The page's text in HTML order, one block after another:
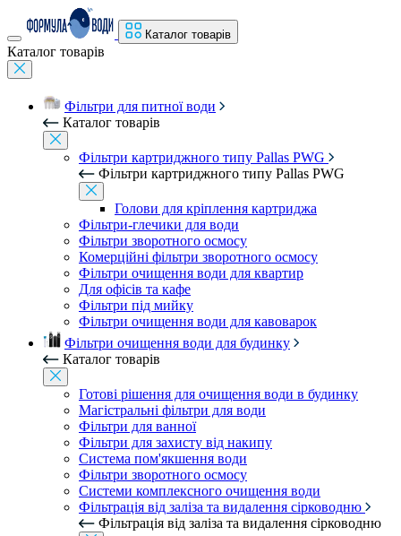
Каталог товарів
Каталог товарів
Фільтри для питної води
Каталог товарів
Фільтри картриджного типу Pallas PWG
Фільтри картриджного типу Pallas PWG
Голови для кріплення картриджа
Фільтри-глечики для води
Фільтри зворотного осмосу
Комерційні фільтри зворотного осмосу
Фільтри очищення води для квартир
Для офісів та кафе
Фільтри під мийку
Фільтри очищення води для кавоварок
Фільтри очищення води для будинку
Каталог товарів
Готові рішення для очищення води в будинку
Магістральні фільтри для води
Фільтри для ванної
Фільтри для захисту від накипу
Система пом'якшення води
Фільтри зворотного осмосу
Системи комплексного очищення води
Фільтрація від заліза та видалення сірководню
Фільтрація від заліза та видалення сірководню